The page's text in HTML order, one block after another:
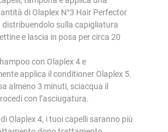
di Olaplex N°3 Hair Perfector
distribuendolo sulla capigliatura
e lascia in posa per circa 20
con Olaplex 4 e
applica il conditioner Olaplex 5.
almeno 3 minuti, sciacqua il
con l’asciugatura.
Olaplex 4, i tuoi capelli saranno più